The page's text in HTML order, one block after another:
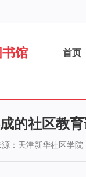
馆 首页
的社区教
：天津新华社区学院